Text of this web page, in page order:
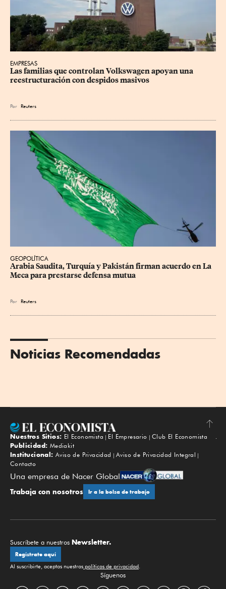
EMPRESAS
Las familias que controlan Volkswagen apoyan una
reestructuración con despidos masivos
Por Reuters
GEOPOLÍTICA
Arabia Saudita, Turquía y Pakistán firman acuerdo en La
Meca para prestarse defensa mutua
Por Reuters
Noticias Recomendadas
Subir
Nuestros Sitios: El Economista El Empresario
Club El Economista
Publicidad: Mediakit
Institucional: Aviso de Privacidad
Aviso de Privacidad Integral
Contacto
Una empresa de Nacer Global
Trabaja con nosotros Ir a la bolsa de trabajo
Suscríbete a nuestros Newsletter.
Regístrate aquí
Al suscribirte, aceptas nuestras políticas de privacidad.
Síguenos